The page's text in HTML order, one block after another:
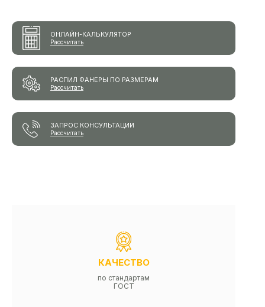
ОНЛАЙН-КАЛЬКУЛЯТОР
Рассчитать
РАСПИЛ ФАНЕРЫ ПО РАЗМЕРАМ
Рассчитать
ЗАПРОС КОНСУЛЬТАЦИИ
Рассчитать
КАЧЕСТВО
по стандартам
ГОСТ